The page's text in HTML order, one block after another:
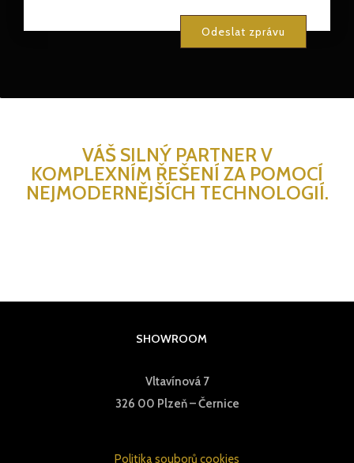
VÁŠ SILNÝ PARTNER V
KOMPLEXNÍM ŘEŠENÍ ZA POMOCÍ
NEJMODERNĚJŠÍCH TECHNOLOGIÍ.
SHOWROOM
Vltavínová 7
326 00 Plzeň – Černice
Politika souborů cookies